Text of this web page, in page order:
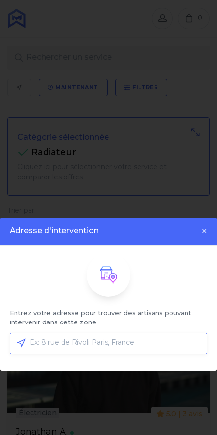
Adresse d'intervention ×
Entrez votre adresse pour trouver des artisans pouvant
intervenir dans cette zone
0
MAINTENANT FILTRES
Catégorie sélectionnée
Radiateur
Jonathan A.
Électricien 5.0 | 3 avis